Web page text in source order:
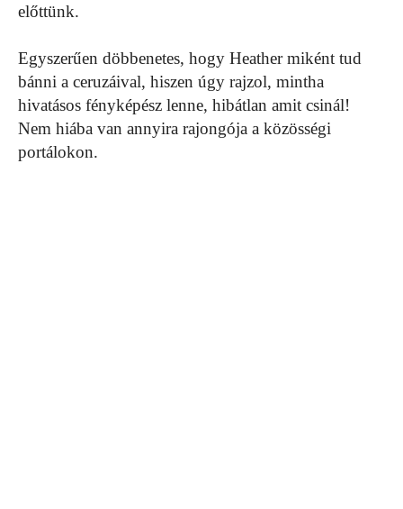
előttünk.
Egyszerűen döbbenetes, hogy Heather miként tud
bánni a ceruzáival, hiszen úgy rajzol, mintha
hivatásos fényképész lenne, hibátlan amit csinál!
Nem hiába van annyira rajongója a közösségi
portálokon.